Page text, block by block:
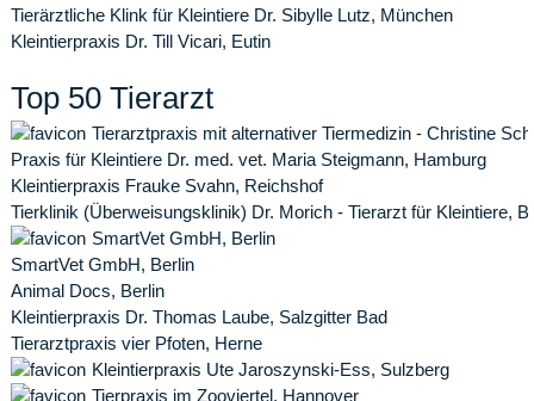
Tierärztliche Klink für Kleintiere Dr. Sibylle Lutz, München
Kleintierpraxis Dr. Till Vicari, Eutin
Top 50 Tierarzt
Tierarztpraxis mit alternativer Tiermedizin - Christine
Praxis für Kleintiere Dr. med. vet. Maria Steigmann, Hamburg
Kleintierpraxis Frauke Svahn, Reichshof
Tierklinik (Überweisungsklinik) Dr. Morich - Tierarzt für Kleintiere,
SmartVet GmbH, Berlin
SmartVet GmbH, Berlin
Animal Docs, Berlin
Kleintierpraxis Dr. Thomas Laube, Salzgitter Bad
Tierarztpraxis vier Pfoten, Herne
Kleintierpraxis Ute Jaroszynski-Ess, Sulzberg
Tierpraxis im Zooviertel, Hannover